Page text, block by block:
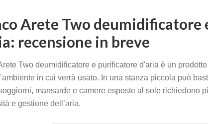
Arete Two deumidificatore
recensione in breve
Two deumidificatore e purificatore d'aria è un
in cui verrà usato. In una stanza piccola può
mansarde e camere esposte al sole richiedono
e gestione dell’aria.